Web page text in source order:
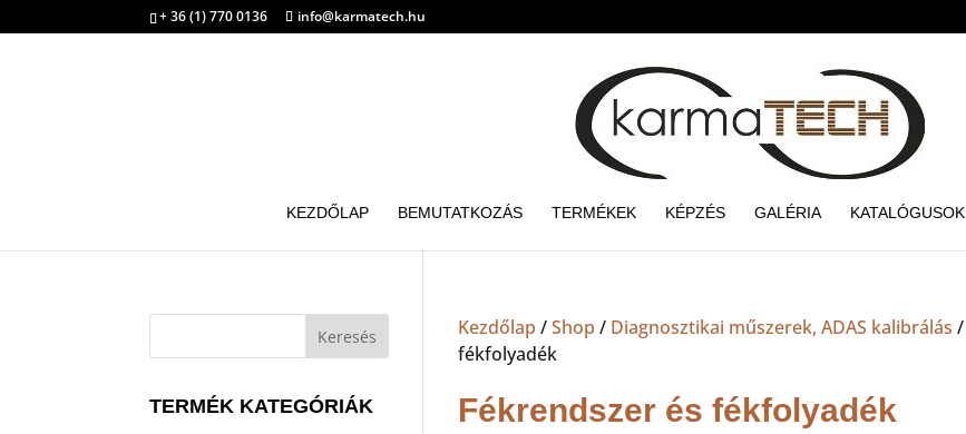
+ 36 (1) 770 0136 info@karmatech.hu
KEZDŐLAP BEMUTATKOZÁS TERMÉKEK KÉPZÉS GALÉRIA KATALÓGUSOK
Kezdőlap /Shop / Diagnosztikai műszerek, ADAS kalibrálás /
fékfolyadék
Fékrendszer és fékfolyadék
TERMÉK KATEGÓRIÁK